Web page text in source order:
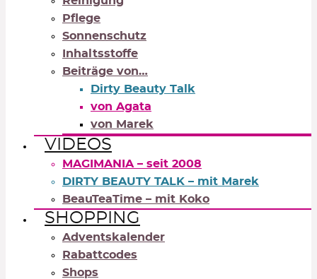
Pflege
Sonnenschutz
Inhaltsstoffe
Beiträge von…
Dirty Beauty Talk
von Agata
von Marek
VIDEOS
MAGIMANIA – seit 2008
DIRTY BEAUTY TALK – mit Marek
BeauTeaTime – mit Koko
SHOPPING
Adventskalender
Rabattcodes
Shops